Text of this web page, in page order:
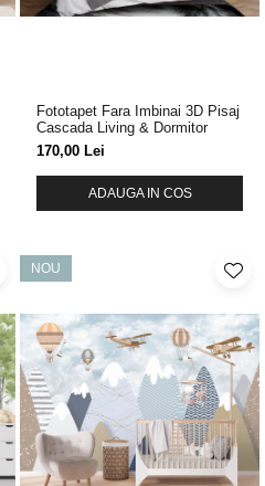
Fototapet Fara Imbinai 3D Pisaj
Cascada Living & Dormitor
170,00 Lei
ADAUGA IN COS
NOU